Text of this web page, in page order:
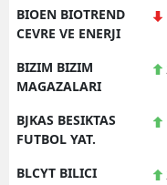
BIOEN BIOTREND
CEVRE VE ENERJI
BIZIM BIZIM
MAGAZALARI
BJKAS BESIKTAS
FUTBOL YAT.
BLCYT BILICI